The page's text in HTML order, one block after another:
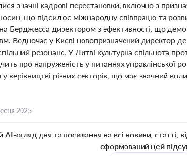
значні кадрові перестановки, включно з
що підсилює міжнародну співпрацю та
Берджесса директором з ефективності, що
Водночас у Києві новопризначений директор
резонанс. У Литві культурна спільнота
про напруженість у питаннях управлінської
у керівництві різних секторів, що має значний
2025
AI-огляд дня та посилання на всі новини, статті,
сформований цей